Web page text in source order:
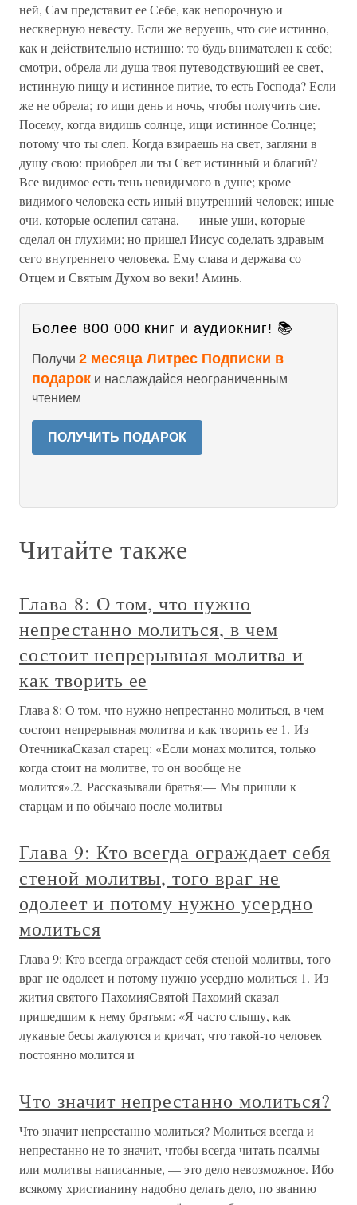
ней, Сам представит ее Себе, как непорочную и
нескверную невесту. Если же веруешь, что сие истинно,
как и действительно истинно: то будь внимателен к себе;
смотри, обрела ли душа твоя путеводствующий ее свет,
истинную пищу и истинное питие, то есть Господа? Если
же не обрела; то ищи день и ночь, чтобы получить сие.
Посему, когда видишь солнце, ищи истинное Солнце;
потому что ты слеп. Когда взираешь на свет, загляни в
душу свою: приобрел ли ты Свет истинный и благий?
Все видимое есть тень невидимого в душе; кроме
видимого человека есть иный внутренний человек; иные
очи, которые ослепил сатана, — иные уши, которые
сделал он глухими; но пришел Иисус соделать здравым
сего внутреннего человека. Ему слава и держава со
Отцем и Святым Духом во веки! Аминь.
Более 800 000 книг и аудиокниг! 📚
Получи 2 месяца Литрес Подписки в
подарок и наслаждайся неограниченным
чтением
ПОЛУЧИТЬ ПОДАРОК
Читайте также
Глава 8: О том, что нужно
непрестанно молиться, в чем
состоит непрерывная молитва и
как творить ее
Глава 8: О том, что нужно непрестанно молиться, в чем
состоит непрерывная молитва и как творить ее 1. Из
ОтечникаСказал старец: «Если монах молится, только
когда стоит на молитве, то он вообще не
молится».2. Рассказывали братья:— Мы пришли к
старцам и по обычаю после молитвы
Глава 9: Кто всегда ограждает себя
стеной молитвы, того враг не
одолеет и потому нужно усердно
молиться
Глава 9: Кто всегда ограждает себя стеной молитвы, того
враг не одолеет и потому нужно усердно молиться 1. Из
жития святого ПахомияСвятой Пахомий сказал
пришедшим к нему братьям: «Я часто слышу, как
лукавые бесы жалуются и кричат, что такой-то человек
постоянно молится и
Что значит непрестанно молиться?
Что значит непрестанно молиться? Молиться всегда и
непрестанно не то значит, чтобы всегда читать псалмы
или молитвы написанные, — это дело невозможное. Ибо
всякому христианину надобно делать дело, по званию